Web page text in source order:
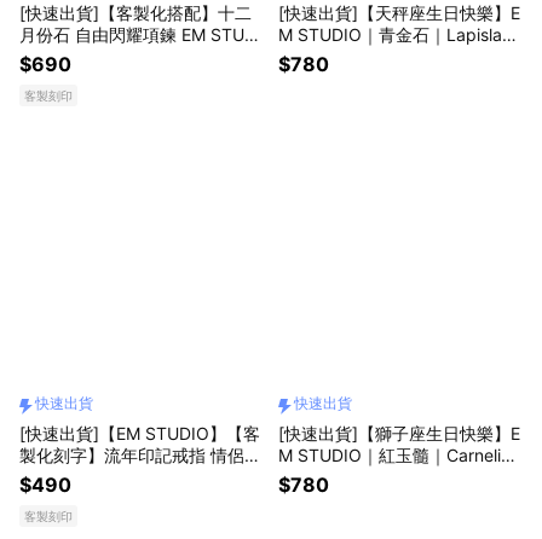
[快速出貨]【客製化搭配】十二
月份石 自由閃耀項鍊 EM STUDI
O 情侶 閨蜜 禮物 紀念 伴娘禮
畢業禮 訂製 生日石 生日 12月份
$690
客製刻印
[快速出貨]【天秤座生日快樂】E
M STUDIO｜青金石｜Lapislazu
li ｜天然石項鍊｜韓國製造 畢業
禮物 天秤座 生日快樂 生日禮物
$780
快速出貨
[快速出貨]【EM STUDIO】【客
製化刻字】流年印記戒指 情侶對
戒 鋼戒 禮物 紀念 情人節 七夕
$490
客製刻印
快速出貨
[快速出貨]【獅子座生日快樂】E
M STUDIO｜紅玉髓｜Carnelian
｜天然石項鍊｜韓國製造 畢業禮
物 獅子座 生日快樂 生日禮物
$780